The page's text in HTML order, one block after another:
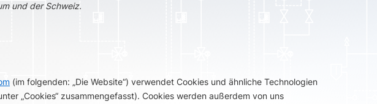
und der Schweiz.
(im folgenden: „Die Website“) verwendet Cookies und ähnliche Technologien
„Cookies“ zusammengefasst). Cookies werden außerdem von uns